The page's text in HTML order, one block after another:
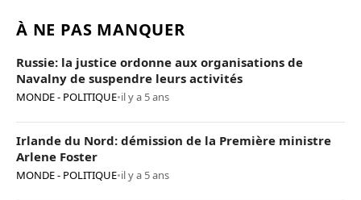
À NE PAS MANQUER
Russie: la justice ordonne aux organisations de
Navalny de suspendre leurs activités
MONDE - POLITIQUE•il y a 5 ans
Irlande du Nord: démission de la Première ministre
Arlene Foster
MONDE - POLITIQUE•il y a 5 ans